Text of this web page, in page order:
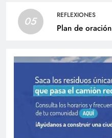
05 REFLEXIONES
Plan de oración